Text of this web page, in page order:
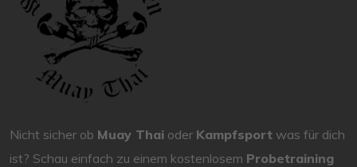
Nicht sicher ob Muay Thai oder Kampfsport was für dich
ist? Schau einfach zu einem kostenlosem Probetraining